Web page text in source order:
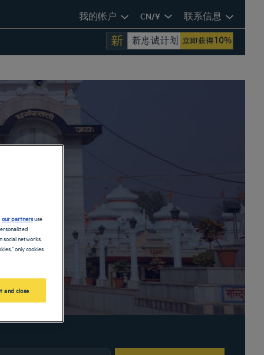
我的帐户 CN/¥ 联系信息
our partnersuse
networks.
only cookies
and close